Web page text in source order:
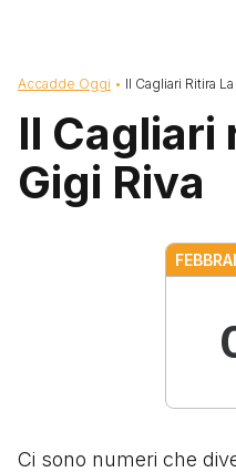
Briciole di pane
Accadde Oggi Il Cagliari Ritira
Il Cagliari
Gigi Riva
Ci sono numeri che